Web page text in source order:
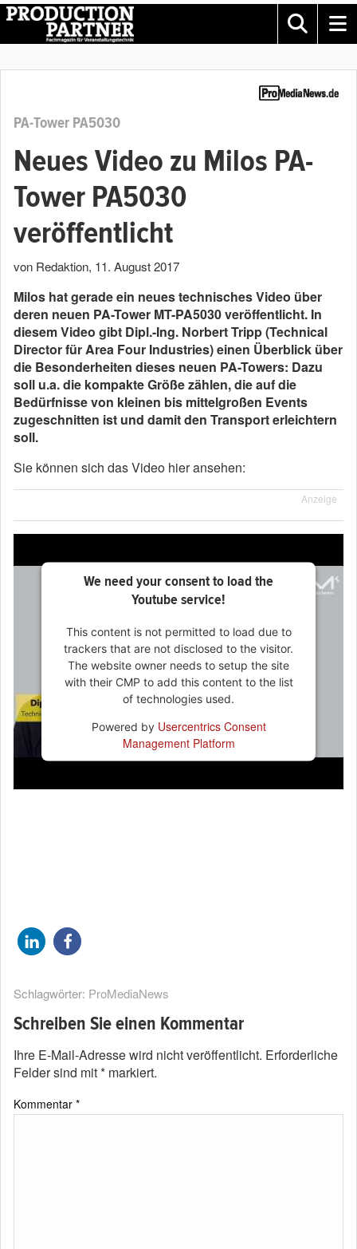
PA-Tower PA5030
Neues Video zu Milos PA-
Tower PA5030
veröffentlicht
von Redaktion, 11. August 2017
Milos hat gerade ein neues technisches Video über
deren neuen PA-Tower MT-PA5030 veröffentlicht. In
diesem Video gibt Dipl.-Ing. Norbert Tripp (Technical
Director für Area Four Industries) einen Überblick über
die Besonderheiten dieses neuen PA-Towers: Dazu
soll u.a. die kompakte Größe zählen, die auf die
Bedürfnisse von kleinen bis mittelgroßen Events
zugeschnitten ist und damit den Transport erleichtern
soll.
Sie können sich das Video hier ansehen:
Anzeige
We need your consent to load the
Youtube service!
This content is not permitted to load due to
trackers that are not disclosed to the visitor.
The website owner needs to setup the site
with their CMP to add this content to the list
of technologies used.
Powered by Usercentrics Consent
Management Platform
Schlagwörter: ProMediaNews
Schreiben Sie einen Kommentar
Ihre E-Mail-Adresse wird nicht veröffentlicht. Erforderliche
Felder sind mit* markiert.
Kommentar *